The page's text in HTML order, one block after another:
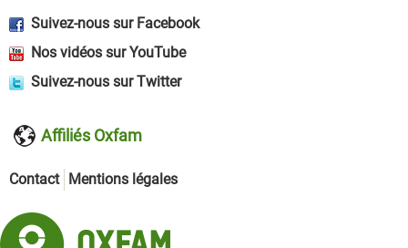
Suivez-nous sur Facebook
Nos vidéos sur YouTube
Suivez-nous sur Twitter
Affiliés Oxfam
Contact Mentions légales